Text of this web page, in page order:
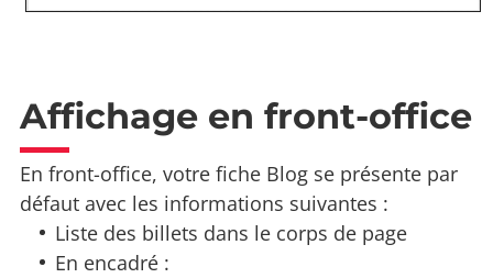
Affichage en front-office
En front-office, votre fiche Blog se présente par
défaut avec les informations suivantes :
Liste des billets dans le corps de page
En encadré :